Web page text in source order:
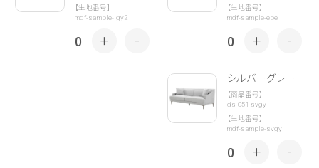
【生地番号】
mdf-sample-lgy2
0 + -
【生地番号】
mdf-sample-ebe
0 + -
シルバーグレー
【商品番号】
ds-051-svgy
【生地番号】
mdf-sample-svgy
0 + -